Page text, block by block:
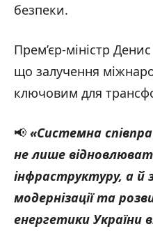
безпеки.
Прем’єр-міністр
що залучення
ключовим для
📢 «Системна
не лише
інфраструктуру, а й
модернізації та
енергетики України